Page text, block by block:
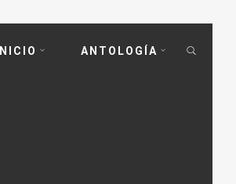
INICIO ANTOLOGÍA